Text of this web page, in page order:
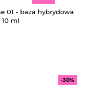
01 - baza hybrydowa
ml
-30%